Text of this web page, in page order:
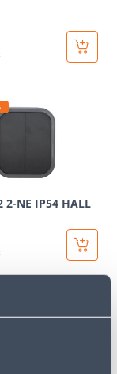
2-NE IP54 HALL